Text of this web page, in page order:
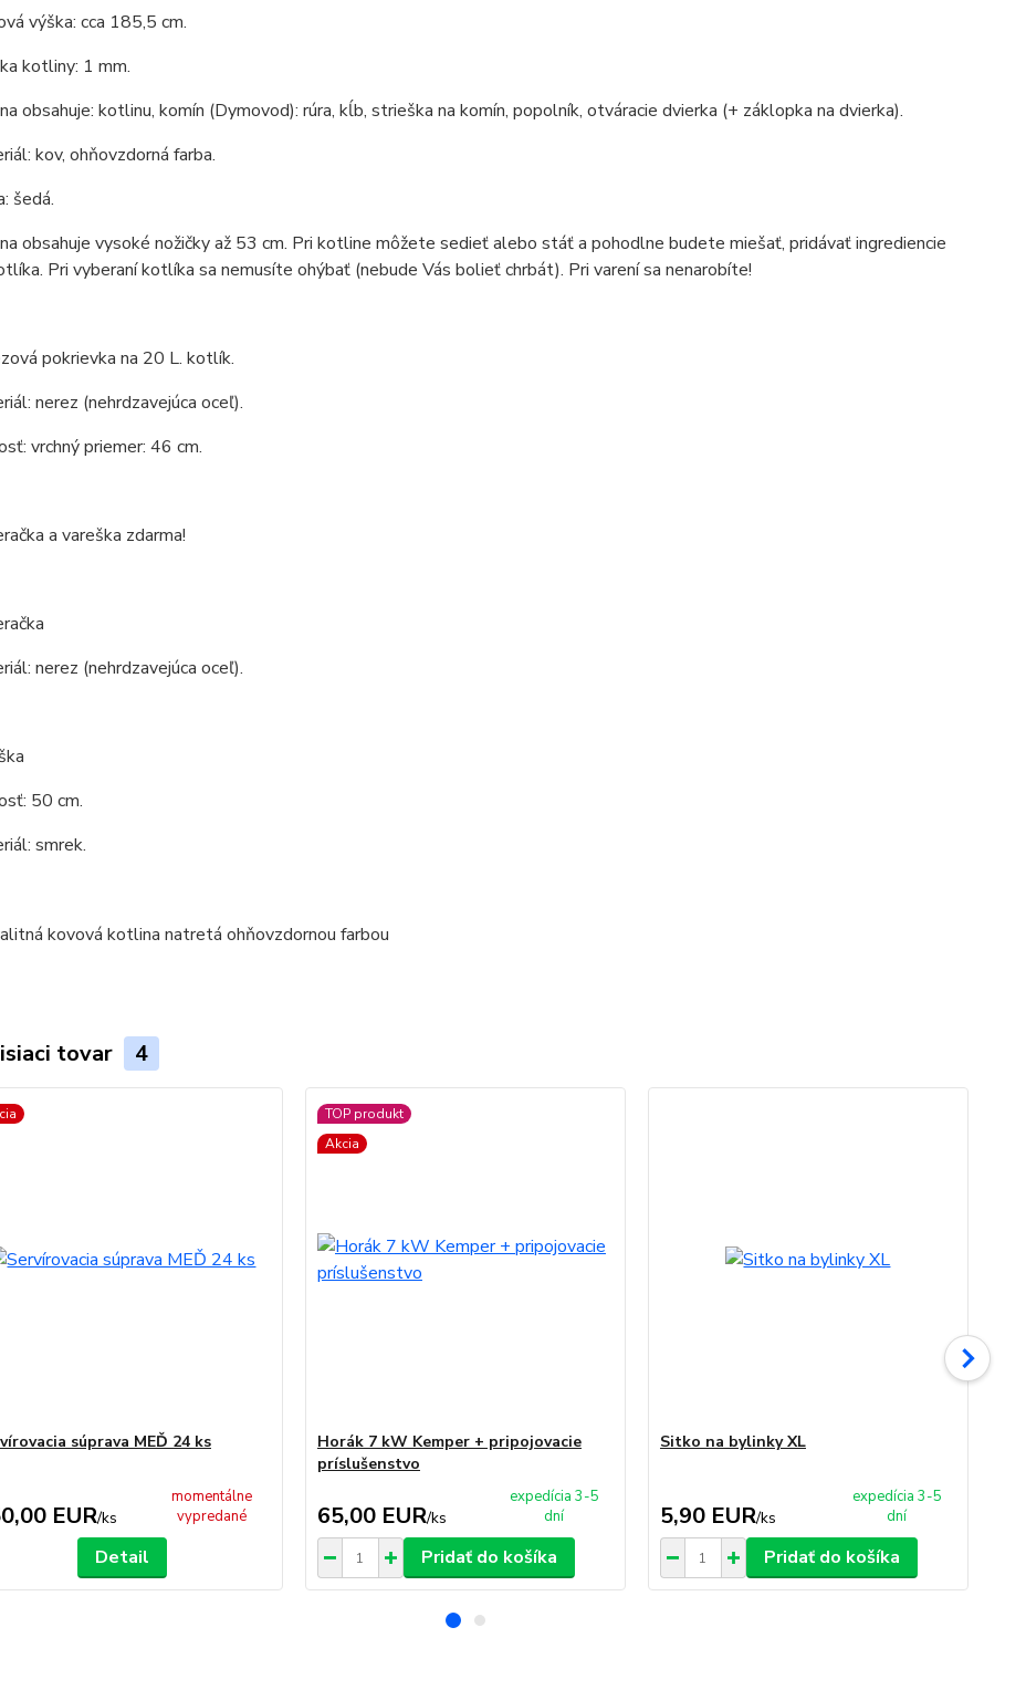
výška: cca 185,5 cm.
kotliny: 1 mm.
obsahuje: kotlinu, komín (Dymovod): rúra, kĺb, strieška na komín, popolník, otváracie dvierka (+ záklopka na dvierka).
kov, ohňovzdorná farba.
šedá.
obsahuje vysoké nožičky až 53 cm. Pri kotline môžete sedieť alebo stáť a pohodlne budete miešať, pridávať ingrediencie
Pri vyberaní kotlíka sa nemusíte ohýbať (nebude Vás bolieť chrbát). Pri varení sa nenarobíte!
pokrievka na 20 L. kotlík.
nerez (nehrdzavejúca oceľ).
vrchný priemer: 46 cm.
a vareška zdarma!
nerez (nehrdzavejúca oceľ).
50 cm.
smrek.
tovar 4
súprava MEĎ 24 ks
EUR/ks
momentálne
vypredané
Detail
TOP produkt
Akcia
Horák 7 kW Kemper + pripojovacie
príslušenstvo
65,00 EUR/ks
expedícia 3-5
dní
Pridať do košíka
Sitko na bylinky XL
5,90 EUR/ks
expedícia 3-5
dní
Pridať do košíka